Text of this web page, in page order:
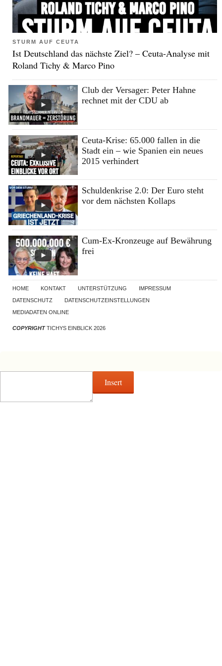
STURM AUF CEUTA
Ist Deutschland das nächste Ziel? – Ceuta-Analyse mit
Roland Tichy & Marco Pino
Club der Versager: Peter Hahne
rechnet mit der CDU ab
Ceuta-Krise: 65.000 fallen in die
Stadt ein – wie Spanien ein neues
2015 verhindert
Schuldenkrise 2.0: Der Euro steht
vor dem nächsten Kollaps
Cum-Ex-Kronzeuge auf Bewährung
frei
HOME KONTAKT UNTERSTÜTZUNG
IMPRESSUM
DATENSCHUTZ
DATENSCHUTZEINSTELLUNGEN
MEDIADATEN ONLINE
COPYRIGHTTICHYS EINBLICK 2026
Insert